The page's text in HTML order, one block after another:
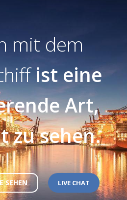
mit dem
ist eine
Art,
zu sehen.
SEHEN LIVE CHAT